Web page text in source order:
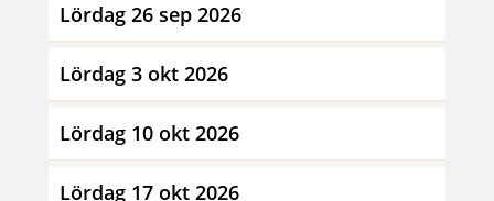
Lördag 26 sep 2026
Lördag 3 okt 2026
Lördag 10 okt 2026
Lördag 17 okt 2026